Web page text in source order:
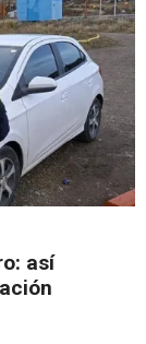
así